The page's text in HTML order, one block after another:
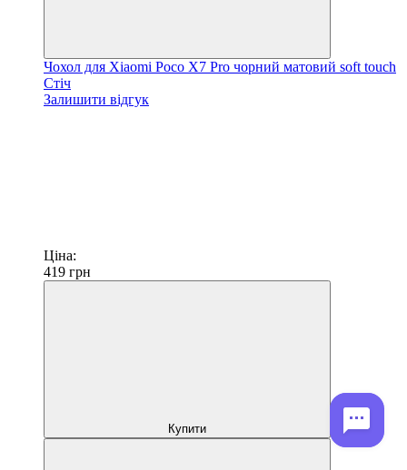
Чохол для Xiaomi Poco X7 Pro чорний матовий soft touch
Стіч
Залишити відгук
Ціна:
419 грн
Купити